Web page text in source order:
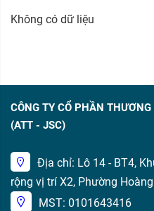
Không có dữ liệu
CÔNG TY CỔ PHẦN
(ATT - JSC)
Địa chỉ: Lô 14 - BT4,
rộng vị trí X2, Phường
MST: 0101643416